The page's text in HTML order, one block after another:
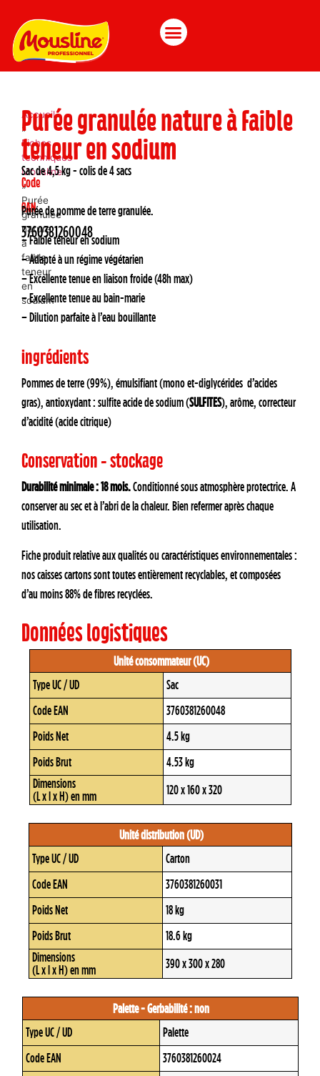
Accueil
»
Fiches
techniques
Mousline
»
Purée
granulée
nature
à
faible
teneur
en
sodium
Code
EAN
3760381260048
Purée granulée nature à faible
teneur en sodium
Sac de 4,5 kg - colis de 4 sacs
Purée de pomme de terre granulée.
– Faible teneur en sodium
– Adapté à un régime végétarien
– Excellente tenue en liaison froide (48h max)
– Excellente tenue au bain-marie
– Dilution parfaite à l’eau bouillante
Ingrédients
Pommes de terre (99%), émulsifiant (mono et-diglycérides d’acides
gras), antioxydant : sulfite acide de sodium (SULFITES), arôme, correcteur
d’acidité (acide citrique)
Conservation - stockage
Durabilité minimale : 18 mois.Conditionné sous atmosphère protectrice. A
conserver au sec et à l’abri de la chaleur. Bien refermer après chaque
utilisation.
Fiche produit relative aux qualités ou caractéristiques environnementales :
nos caisses cartons sont toutes entièrement recyclables, et composées
d’au moins 88% de fibres recyclées.
Données logistiques
Unité consommateur (UC)
Type UC / UD
Sac
Code EAN
3760381260048
Poids Net
4.5 kg
Poids Brut
4.53 kg
Dimensions
(L x l x H) en mm
120 x 160 x 320
Unité distribution (UD)
Type UC / UD
Carton
Code EAN
3760381260031
Poids Net
18 kg
Poids Brut
18.6 kg
Dimensions
(L x l x H) en mm
390 x 300 x 280
Palette - Gerbabilité : non
Type UC / UD
Palette
Code EAN
3760381260024